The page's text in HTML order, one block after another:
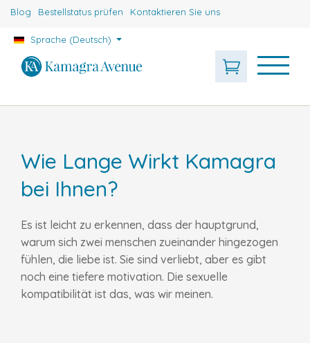
Blog Bestellstatus prüfen Kontaktieren Sie uns
Sprache (Deutsch)
Wie Lange Wirkt Kamagra
bei Ihnen?
Es ist leicht zu erkennen, dass der hauptgrund,
warum sich zwei menschen zueinander hingezogen
fühlen, die liebe ist. Sie sind verliebt, aber es gibt
noch eine tiefere motivation. Die sexuelle
kompatibilität ist das, was wir meinen.